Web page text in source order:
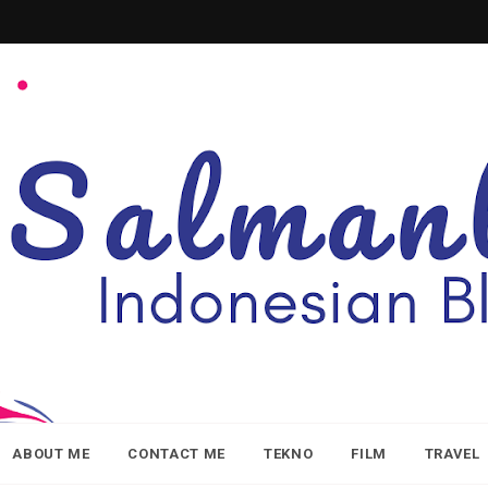
ABOUT ME CONTACT ME TEKNO FILM TRAVEL